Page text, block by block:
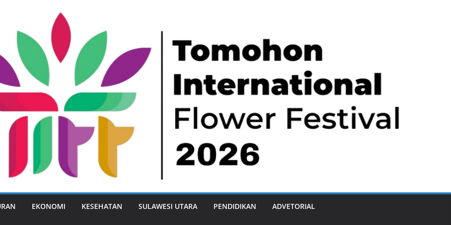
EKONOMI KESEHATAN SULAWESI UTARA PENDIDIKAN ADVETORIAL